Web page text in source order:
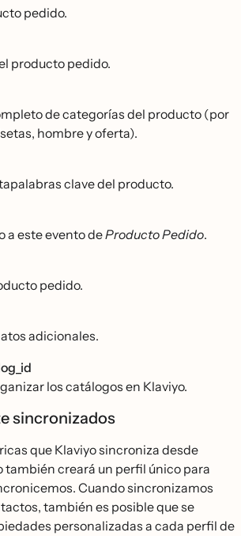
pedido.
producto pedido.
de categorías del producto (por
hombre y oferta).
clave del producto.
a este evento deProducto Pedido.
pedido.
adicionales.
los catálogos en Klaviyo.
sincronizados
que Klaviyo sincroniza desde
también creará un perfil único para
Cuando sincronizamos
también es posible que se
personalizadas a cada perfil de